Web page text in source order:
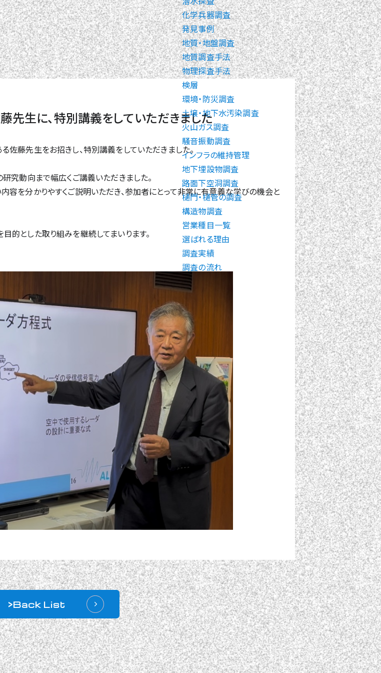
化学兵器調査
発見事例
地質・地盤調査
地質調査手法
物理探査手法
検層
環境・防災調査
土壌・地下水汚染調査
火山ガス調査
騒音振動調査
インフラの維持管理
地下埋設物調査
路面下空洞調査
樋門・樋管の調査
構造物調査
営業種目一覧
選ばれる理由
調査実績
調査の流れ
生に、特別講義をしていただきました
藤先生をお招きし、特別講義をしていただきました。
究動向まで幅広くご講義いただきました。
容を分かりやすくご説明いただき、参加者にとって非常に有意義な学びの機会と
的とした取り組みを継続してまいります。
>Back List